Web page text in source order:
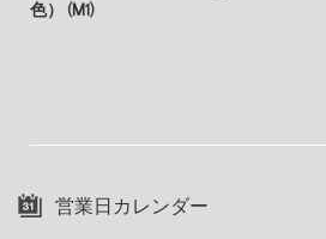
色） (M1)
営業日カレンダー